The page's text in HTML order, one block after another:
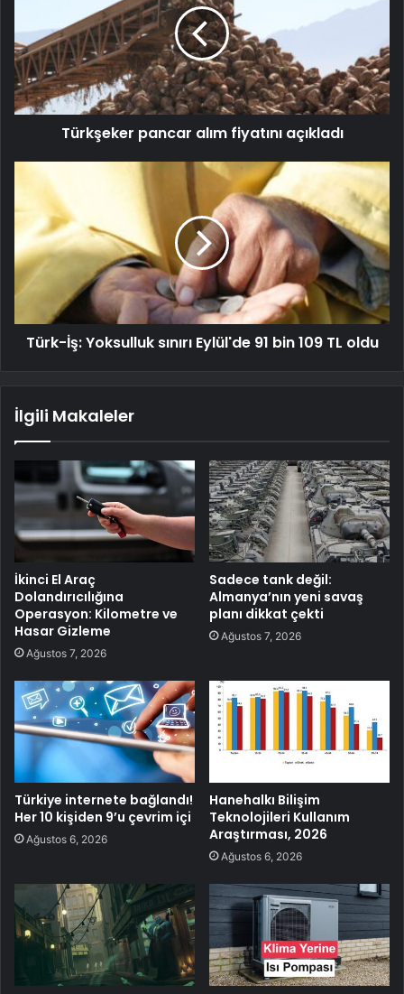
Türkşeker pancar alım fiyatını açıkladı
Türk-İş: Yoksulluk sınırı Eylül'de 91 bin 109 TL oldu
İlgili Makaleler
İkinci El Araç
Dolandırıcılığına
Operasyon: Kilometre ve
Hasar Gizleme
Ağustos 7, 2026
Sadece tank değil:
Almanya’nın yeni savaş
planı dikkat çekti
Ağustos 7, 2026
Türkiye internete bağlandı!
Her 10 kişiden 9’u çevrim içi
Ağustos 6, 2026
Hanehalkı Bilişim
Teknolojileri Kullanım
Araştırması, 2026
Ağustos 6, 2026